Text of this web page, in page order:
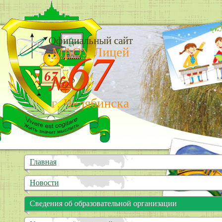
Официальный сайт
МАОУЛицей
№67
г. Челябинска
Главная
Новости
Сведения об образовательной организации
Основные сведения